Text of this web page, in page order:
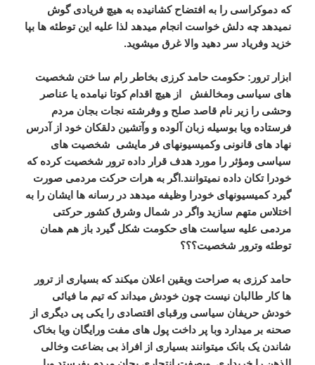
که دموکراسی را به افتضاح کشانیده به هیچ فریادی گوش
نمیدهد چه دلش خواست انجام میدهد لذا علیه این توطئه ها بپا
خزید وفریاد سر دهید والا غرق میشوید.
ابزار ترور: حکومت حامد کرزی بخاطر رام سا ختن شخصیت
های سیاسی ومخالفش از هیچ اقدام کوتا نیامده یا عناصر
وحشی را زیر نام قاصد صلح و وفرشته نجات بجان مردم
فرستاده ویا بوسیله زبان آلوده و وآتشین دلقکان خود از آدرس
نهاد های قانونی وکمیسیونهای فر مایشی شخصیت های
سیاسی ومؤثر را مورد هدف قرار داده ترور شخصیت کرده که
خودرا تکان داده نمیتوانند.اگر به هرات حرکت مردمی صورت
گیرد کمیسیونهای خودرا وظیفه میدهد در رسانه ها ایشان را به
اختلاس متهم سازید واگر در شمال وشرق کشور حرکتی
مردمی علیه سیاست های حکومت شکل گیرد باز هم همان
توطئه وترور شخصیت؟؟؟
حامد کرزی به صراحت ویقین اعلان میکند که بسیاری از ترور
ها کار طالبان نیست چون خودش میداند که تیم ما فیائی
خودش حریفان سیاسی ورقبای اقتصادی را یکی پی دیگری از
صحنه بر میدارد وبا پر داخت پول های مفت ورایگان ویا بخاک
شاندن یک بانک میتوانند بسیاری از افراذ بی بضاعت وخالی